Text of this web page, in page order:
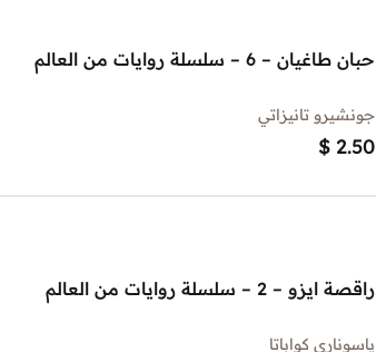
حبان طاغيان – 6 – سلسلة روايات من العالم
جونشيرو تانيزاتي
$ 2.50
راقصة ايزو – 2 – سلسلة روايات من العالم
ياسوناري كواباتا